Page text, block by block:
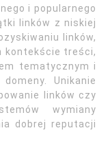
i popularnego
linków z niskiej
linków,
kontekście treści,
tematycznym i
Unikanie
linków czy
wymiany
dobrej reputacji